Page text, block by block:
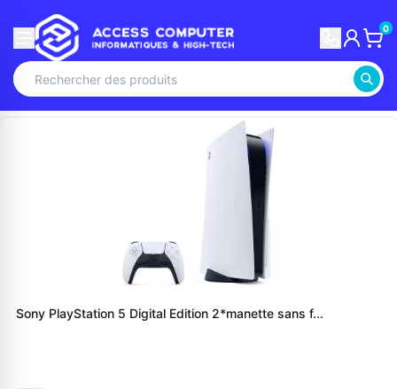
0
Sony PlayStation 5 Digital Edition 2*manette sans f...